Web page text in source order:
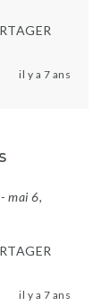
il y a 7 ans
- mai 6,
il y a 7 ans